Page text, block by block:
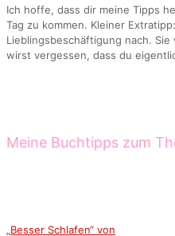
Ich hoffe, dass dir meine Tipps
Tag zu kommen. Kleiner
Lieblingsbeschäftigung nach.
wirst vergessen, dass du
Meine Buchtipps zum
„Besser Schlafen“ von